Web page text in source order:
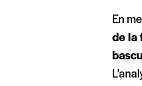
En
de la